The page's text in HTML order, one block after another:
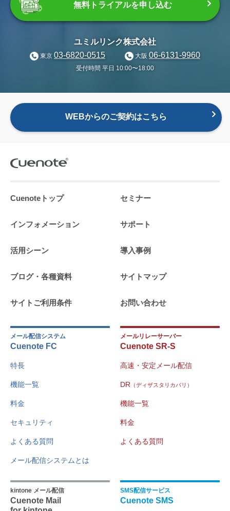
無料トライアルを申し込む
ユミルリンク株式会社
東京 03-6820-0515 大阪 06-6131-9960
受付時間 平日 10:00〜18:00
WEBからのご契約はこちら
Cuenoteトップ セミナー
インフォメーション サポート
活用シーン 導入事例
ブログ・各種資料 サイトマップ
サイトご利用条件 お問い合わせ
メール配信システム
Cuenote FC
特長
機能一覧
料金
セキュリティ
よくある質問
メール配信システムとは
メールリレーサーバー
Cuenote SR-S
高速・安定メール配信
DR （ディザスタリカバリ）
機能一覧
料金
よくある質問
kintone メール配信
Cuenote Mail
SMS配信サービス
Cuenote SMS